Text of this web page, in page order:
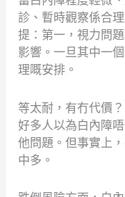
診、暫時觀察係合
提：第一，視力問
影響。一旦其中一
理嘅安排。
等太耐，有冇代價？
好多人以為白內障
他問題。但事實上
中多。